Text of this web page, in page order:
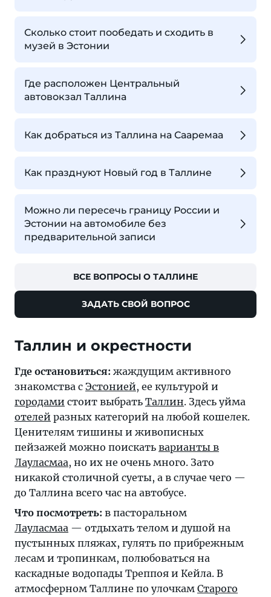
Сколько стоит пообедать и сходить в
музей в Эстонии
Где расположен Центральный
автовокзал Таллина
Как добраться из Таллина на Сааремаа
Как празднуют Новый год в Таллине
Можно ли пересечь границу России и
Эстонии на автомобиле без
предварительной записи
ВСЕ ВОПРОСЫ О ТАЛЛИНЕ
ЗАДАТЬ СВОЙ ВОПРОС
Таллин и окрестности
Где остановиться: жаждущим активного
знакомства с Эстонией, ее культурой и
городами стоит выбрать Таллин. Здесь уйма
отелей разных категорий на любой кошелек.
Ценителям тишины и живописных
пейзажей можно поискать варианты в
Лауласмаа, но их не очень много. Зато
никакой столичной суеты, а в случае чего —
до Таллина всего час на автобусе.
Что посмотреть: в пасторальном
Лауласмаа — отдыхать телом и душой на
пустынных пляжах, гулять по прибрежным
лесам и тропинкам, полюбоваться на
каскадные водопады Треппоя и Кейла. В
атмосферном Таллине по улочкам Старого